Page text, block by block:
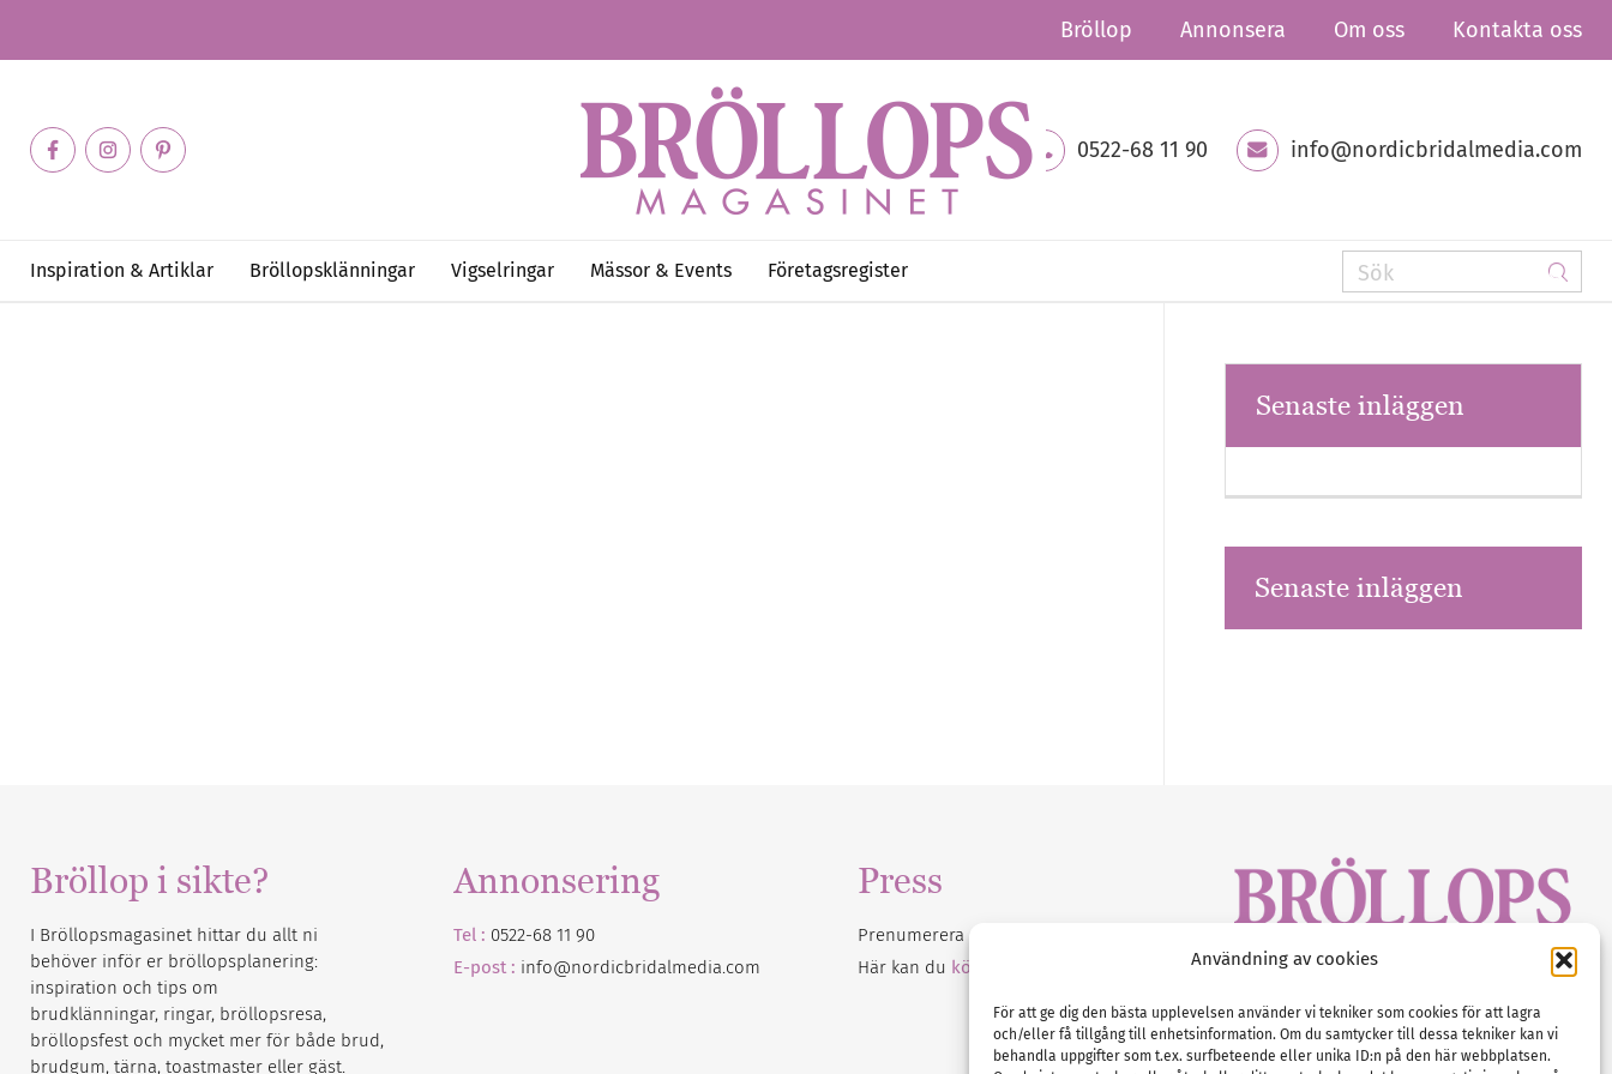
Användning av cookies
För att ge dig den bästa upplevelsen använder vi tekniker som cookies för att lagra
och/eller få tillgång till enhetsinformation. Om du samtycker till dessa tekniker kan vi
behandla uppgifter som t.ex. surfbeteende eller unika ID:n på den här webbplatsen.
Bröllop Annonsera Om oss Kontakta oss
0522-68 11 90 info@nordicbridalmedia.com
Inspiration & Artiklar Bröllopsklänningar Vigselringar Mässor & Events Företagsregister
Senaste inläggen
Senaste inläggen
Bröllop i sikte?
I Bröllopsmagasinet hittar du allt ni
behöver inför er bröllopsplanering:
inspiration och tips om
brudklänningar, ringar, bröllopsresa,
bröllopsfest och mycket mer för både brud,
brudgum, tärna, toastmaster eller gäst.
Annonsering
Tel : 0522-68 11 90
E-post : info@nordicbridalmedia.com
Press
Prenumerera på vårt
Här kan du köpa Bröllopsmagasinet
Tel :0522-68 11 90
E-post:info@nordicbridalmedia.com